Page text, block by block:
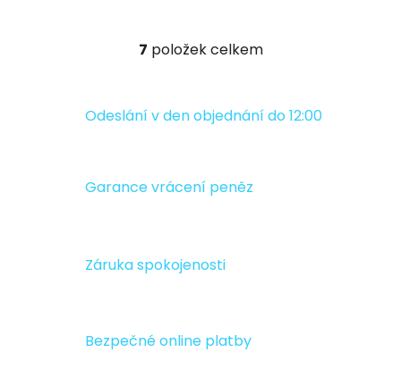
O
á
c
í
k
ý
p
7 položek celkem
Odeslání v den objednání do 12:00
Garance vrácení peněz
Záruka spokojenosti
Bezpečné online platby